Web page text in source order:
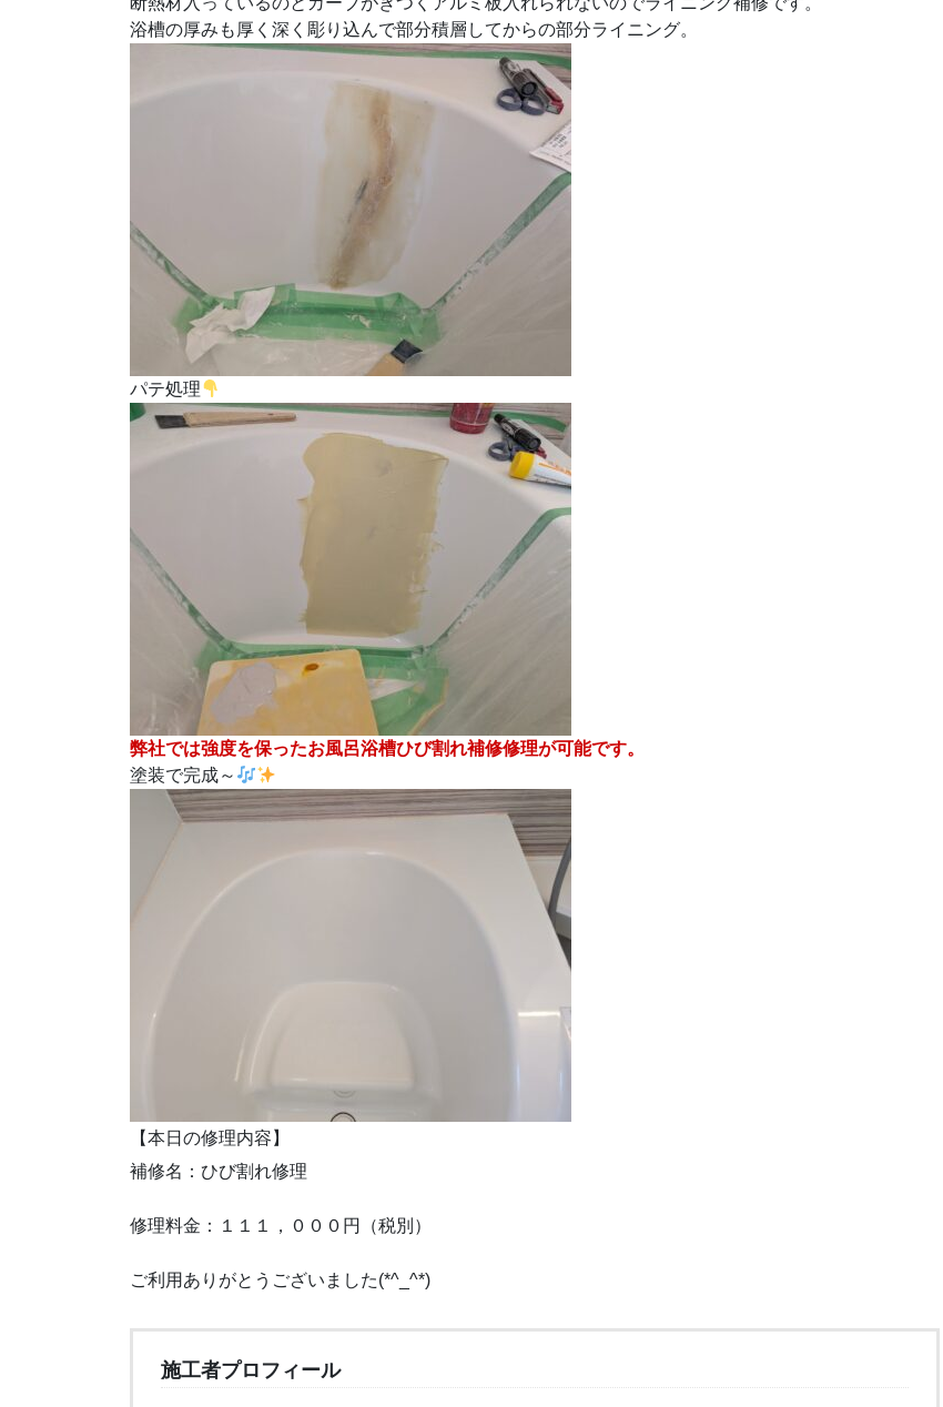
浴槽の厚みも厚く深く彫り込んで部分積層してからの部分ライニング。
パテ処理
弊社では強度を保ったお風呂浴槽ひび割れ補修修理が可能です。
塗装で完成～
【本日の修理内容】
補修名：ひび割れ修理
修理料金：１１１，０００円（税別）
ご利用ありがとうございました(*^_^*)
施工者プロフィール